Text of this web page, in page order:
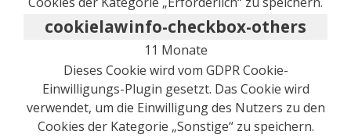
cookielawinfo-checkbox-others
11 Monate
Dieses Cookie wird vom GDPR Cookie-
Einwilligungs-Plugin gesetzt. Das Cookie wird
verwendet, um die Einwilligung des Nutzers zu den
Cookies der Kategorie „Sonstige“ zu speichern.